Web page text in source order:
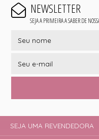
NEWSLETTER
SEJA A PRIMEIRA A SABER DE
SEJA UMA REVENDEDORA